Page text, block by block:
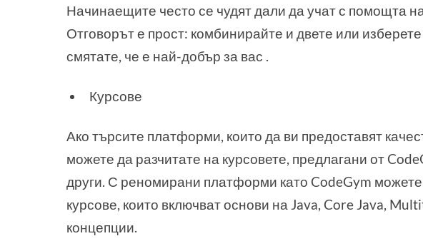
Начинаещите често се чудят дали да учат с помощта
Отговорът е прост: комбинирайте и двете или
смятате, че е най-добър за вас .
Курсове
Ако търсите платформи, които да ви предоставят
можете да разчитате на курсовете, предлагани от
други. С реномирани платформи като CodeGym можете
курсове, които включват основи на Java, Core Java,
концепции.